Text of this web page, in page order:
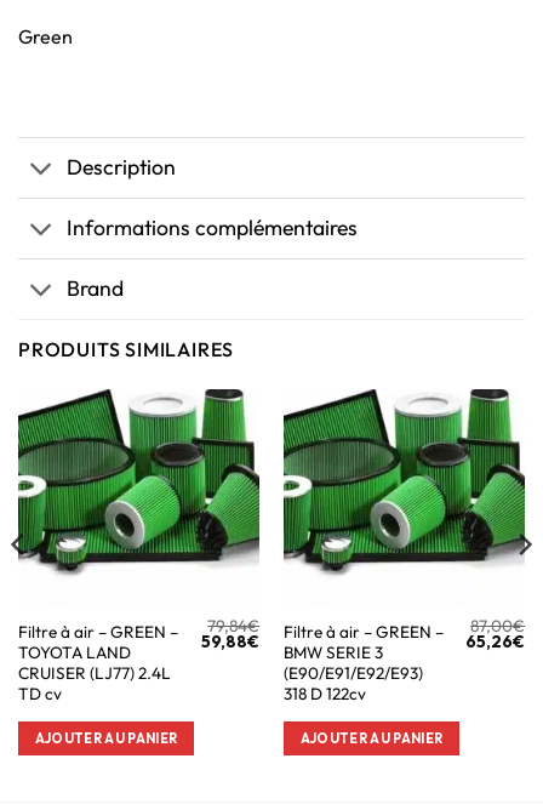
Green
Description
Informations complémentaires
Brand
PRODUITS SIMILAIRES
Filtre à air – GREEN –
TOYOTA LAND
CRUISER (LJ77) 2.4L
TD cv
79,84€
59,88€
AJOUTER AU PANIER
Filtre à air – GREEN –
BMW SERIE 3
(E90/E91/E92/E93)
318 D 122cv
87,00€
65,26€
AJOUTER AU PANIER